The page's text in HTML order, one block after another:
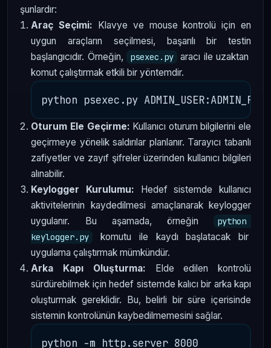
şunlardır:
Araç Seçimi: Klavye ve mouse kontrolü için en
uygun araçların seçilmesi, başarılı bir testin
başlangıcıdır. Örneğin,
psexec.py
aracı ile uzaktan
komut çalıştırmak etkili bir yöntemdir.
Oturum Ele Geçirme: Kullanıcı oturum bilgilerini ele
geçirmeye yönelik saldırılar planlanır. Tarayıcı tabanlı
zafiyetler ve zayıf şifreler üzerinden kullanıcı bilgileri
alınabilir.
Keylogger Kurulumu: Hedef sistemde kullanıcı
aktivitelerinin kaydedilmesi amaçlanarak keylogger
uygulanır. Bu aşamada, örneğin
python
keylogger.py
komutu ile kaydı başlatacak bir
uygulama çalıştırmak mümkündür.
Arka Kapı Oluşturma: Elde edilen kontrolü
sürdürebilmek için hedef sistemde kalıcı bir arka kapı
oluşturmak gereklidir. Bu, belirli bir süre içerisinde
sistemin kontrolünün kaybedilmemesini sağlar.